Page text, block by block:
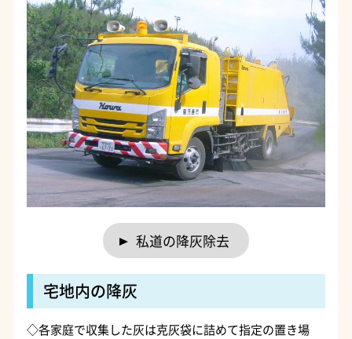
私道の降灰除去
宅地内の降灰
◇各家庭で収集した灰は克灰袋に詰めて指定の置き場